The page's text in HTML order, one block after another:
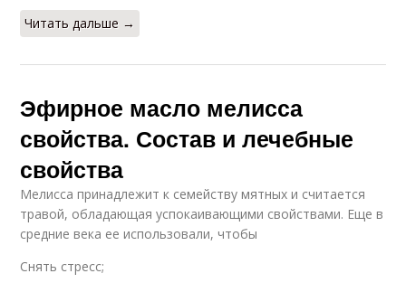
Читать дальше →
Эфирное масло мелисса
свойства. Состав и лечебные
свойства
Мелисса принадлежит к семейству мятных и считается
травой, обладающая успокаивающими свойствами. Еще в
средние века ее использовали, чтобы
Снять стресс;